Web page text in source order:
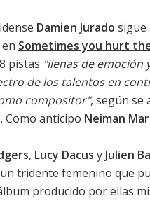
Damien Jurado sigue
Sometimes you hurt
pistas "llenas de emoción
de los talentos en
compositor", según se
Como anticipo Neiman
, Lucy Dacus y Julien
tridente femenino que
producido por ellas